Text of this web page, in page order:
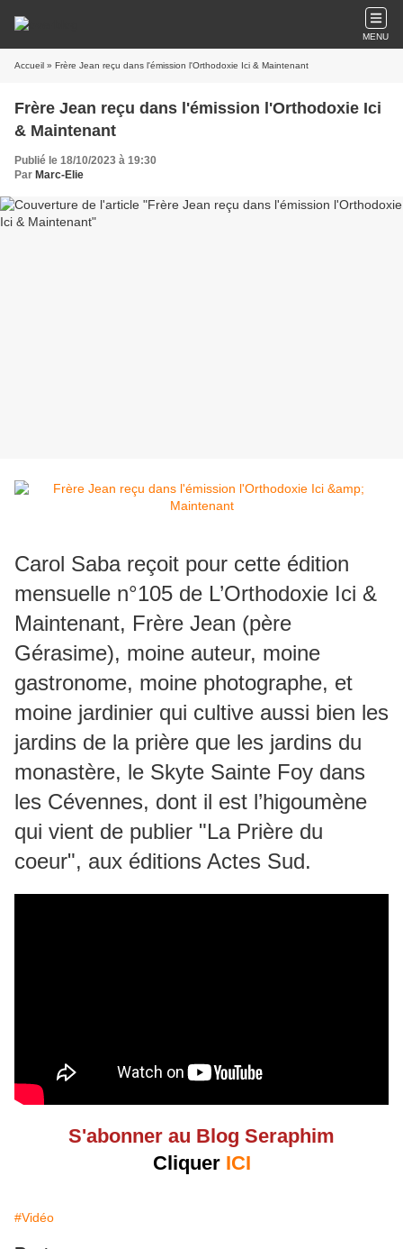
MENU
Accueil » Frère Jean reçu dans l'émission l'Orthodoxie Ici & Maintenant
Frère Jean reçu dans l'émission l'Orthodoxie Ici
& Maintenant
Publié le 18/10/2023 à 19:30
Par Marc-Elie
Carol Saba reçoit pour cette édition
mensuelle n°105 de L’Orthodoxie Ici &
Maintenant, Frère Jean (père
Gérasime), moine auteur, moine
gastronome, moine photographe, et
moine jardinier qui cultive aussi bien les
jardins de la prière que les jardins du
monastère, le Skyte Sainte Foy dans
les Cévennes, dont il est l’higoumène
qui vient de publier "La Prière du
coeur", aux éditions Actes Sud.
S'abonner au Blog Seraphim
Cliquer ICI
#Vidéo